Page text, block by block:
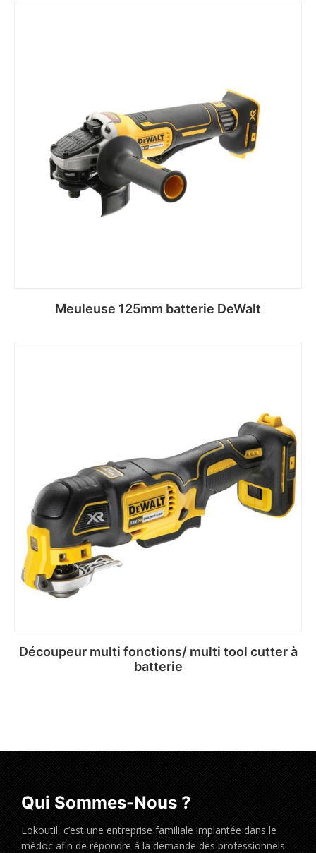
Meuleuse 125mm batterie DeWalt
Découpeur multi fonctions/ multi tool cutter à
batterie
Qui Sommes-Nous ?
Lokoutil, c’est une entreprise familiale implantée dans le
médoc afin de répondre à la demande des professionnels